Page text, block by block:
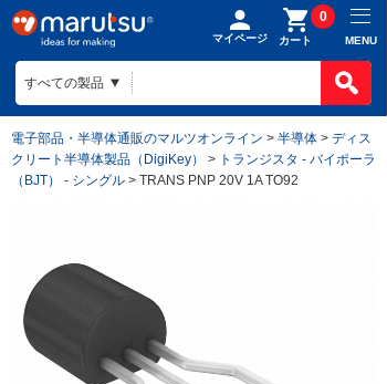
マイページ カート
0
MENU
電子部品・半導体通販のマルツオンライン > 半導体 > ディス
クリート半導体製品（DigiKey）
> トランジスタ - バイポーラ
（BJT） - シングル > TRANS PNP 20V 1A TO92